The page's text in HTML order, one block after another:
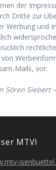
der
Drit­te zur
Wer­bung und
Mails, vor.
Sören
MTVI